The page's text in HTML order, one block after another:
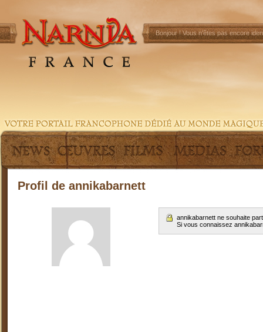
Bonjour !Vous n'êtes pas encore
Profil de annikabarnett
annikabarnett ne souhaite
Si vous connaissez